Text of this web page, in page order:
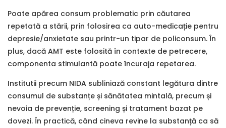
Poate apărea consum problematic prin căutarea
repetată a stării, prin folosirea ca auto-medicație pentru
depresie/anxietate sau printr-un tipar de policonsum. În
plus, dacă AMT este folosită în contexte de petrecere,
componenta stimulantă poate încuraja repetarea.
Institutii precum NIDA subliniază constant legătura dintre
consumul de substanțe și sănătatea mintală, precum și
nevoia de prevenție, screening și tratament bazat pe
dovezi. În practică, când cineva revine la substanță ca să